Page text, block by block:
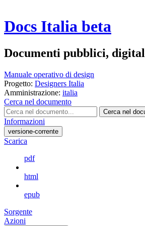
Docs Italia beta
Documenti pubblici,
Manuale operativo di design
Progetto: Designers Italia
Amministrazione: italia
Cerca nel documento
Cerca nel
Informazioni
versione-corrente
Scarica
pdf
html
epub
Sorgente
Azioni